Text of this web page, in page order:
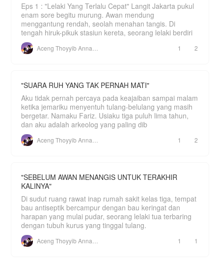
Eps 1 : "Lelaki Yang Terlalu Cepat" Langit Jakarta pukul
enam sore begitu murung. Awan mendung
menggantung rendah, seolah menahan tangis. Di
tengah hiruk-pikuk stasiun kereta, seorang lelaki berdiri
1 2
"SUARA RUH YANG TAK PERNAH MATI"
Aku tidak pernah percaya pada keajaiban sampai malam
ketika jemariku menyentuh tulang-belulang yang masih
bergetar. Namaku Fariz. Usiaku tiga puluh lima tahun,
dan aku adalah arkeolog yang paling dib
1 2
"SEBELUM AWAN MENANGIS UNTUK TERAKHIR
KALINYA"
Di sudut ruang rawat inap rumah sakit kelas tiga, tempat
bau antiseptik bercampur dengan bau keringat dan
harapan yang mulai pudar, seorang lelaki tua terbaring
dengan tubuh kurus yang tinggal tulang.
1 1